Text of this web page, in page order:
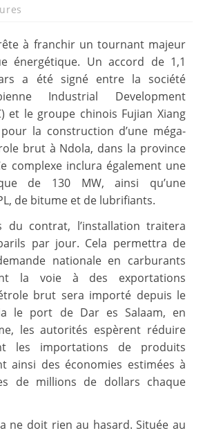
à franchir un tournant majeur
énergétique. Un accord de 1,1
a été signé entre la société
Industrial Development
et le groupe chinois Fujian Xiang
la construction d’une méga-
brut à Ndola, dans la province
complexe inclura également une
de 130 MW, ainsi qu’une
de bitume et de lubrifiants.
du contrat, l’installation traitera
par jour. Cela permettra de
nationale en carburants
la voie à des exportations
brut sera importé depuis le
le port de Dar es Salaam, en
les autorités espèrent réduire
les importations de produits
ainsi des économies estimées à
de millions de dollars chaque
ne doit rien au hasard. Située au